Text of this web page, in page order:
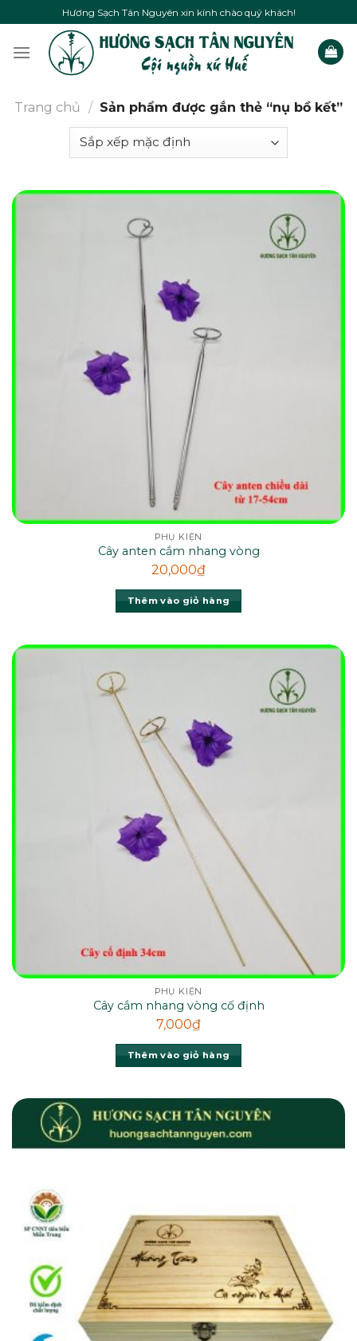
to
content
Hương Sạch Tân Nguyên xin kính chào quý khách!
Trang chủ / Sản phẩm được gắn thẻ “nụ bồ kết”
PHỤ KIỆN
Cây anten cắm nhang vòng
20,000₫
Thêm vào giỏ hàng
PHỤ KIỆN
Cây cắm nhang vòng cố định
7,000₫
Thêm vào giỏ hàng